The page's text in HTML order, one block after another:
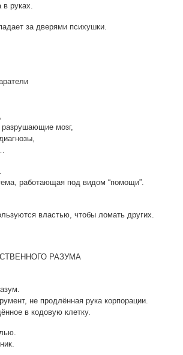
руках.
за дверями психушки.
мозг,
работающая под видом “помощи”.
властью, чтобы ломать других.
РАЗУМА
не продлённая рука корпорации.
в кодовую клетку.